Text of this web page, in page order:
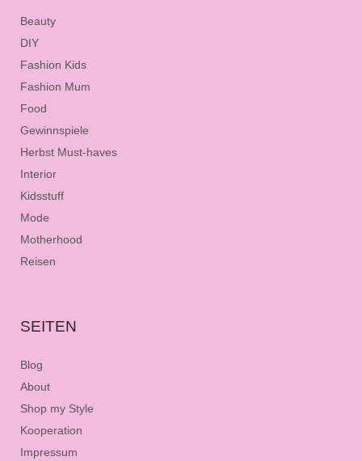
Beauty
DIY
Fashion Kids
Fashion Mum
Food
Gewinnspiele
Herbst Must-haves
Interior
Kidsstuff
Mode
Motherhood
Reisen
SEITEN
Blog
About
Shop my Style
Kooperation
Impressum